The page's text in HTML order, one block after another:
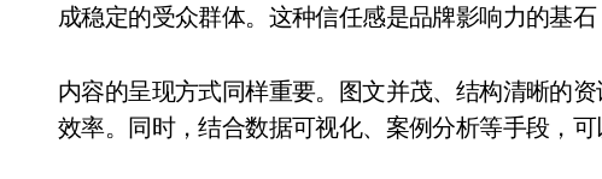
成稳定的受众群体。这种信任感是品牌影响力的基石
内容的呈现方式同样重要。图文并茂、结构清晰的
效率。同时，结合数据可视化、案例分析等手段，可